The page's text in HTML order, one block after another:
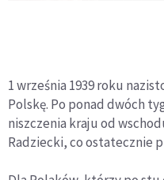
1 września 1939 roku
Polskę. Po ponad dwóch
niszczenia kraju od
Radziecki, co ostatecznie